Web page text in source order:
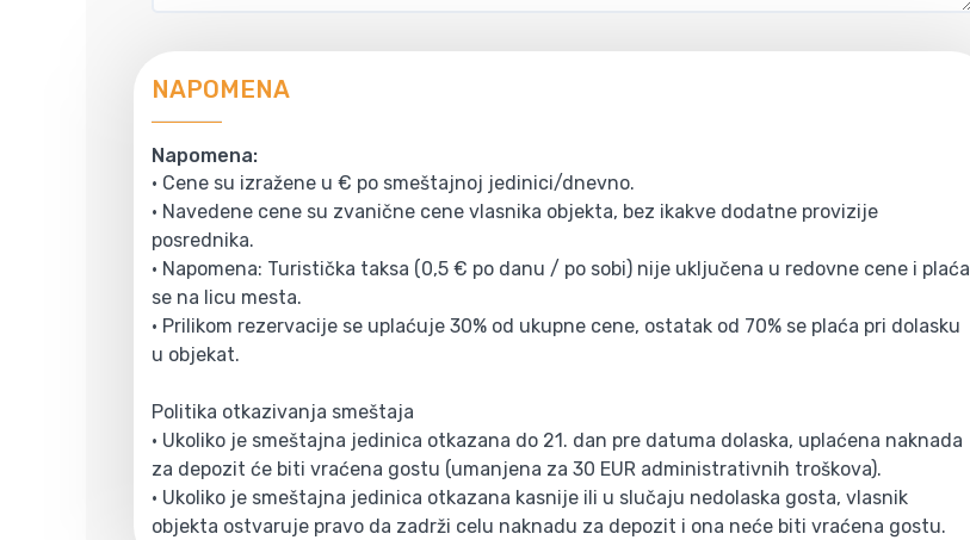
NAPOMENA
Napomena:
• Cene su izražene u € po smeštajnoj jedinici/dnevno.
• Navedene cene su zvanične cene vlasnika objekta, bez ikakve dodatne provizije
posrednika.
• Napomena: Turistička taksa (0,5 € po danu / po sobi) nije uključena u redovne cene i plaća
se na licu mesta.
• Prilikom rezervacije se uplaćuje 30% od ukupne cene, ostatak od 70% se plaća pri dolasku
u objekat.
Politika otkazivanja smeštaja
• Ukoliko je smeštajna jedinica otkazana do 21. dan pre datuma dolaska, uplaćena naknada
za depozit će biti vraćena gostu (umanjena za 30 EUR administrativnih troškova).
• Ukoliko je smeštajna jedinica otkazana kasnije ili u slučaju nedolaska gosta, vlasnik
objekta ostvaruje pravo da zadrži celu naknadu za depozit i ona neće biti vraćena gostu.